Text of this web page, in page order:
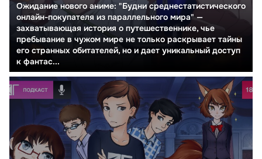
Ожидание нового аниме: "Будни среднестатистического
онлайн-покупателя из параллельного мира" —
захватывающая история о путешественнике, чье
пребывание в чужом мире не только раскрывает тайны
его странных обитателей, но и дает уникальный доступ
к фантас...